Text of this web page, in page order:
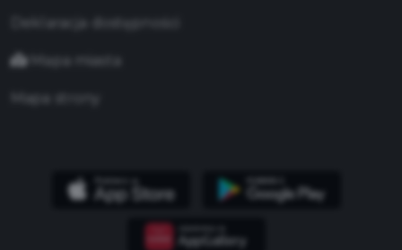
Deklaracja dostępności
Mapa miasta
Mapa strony